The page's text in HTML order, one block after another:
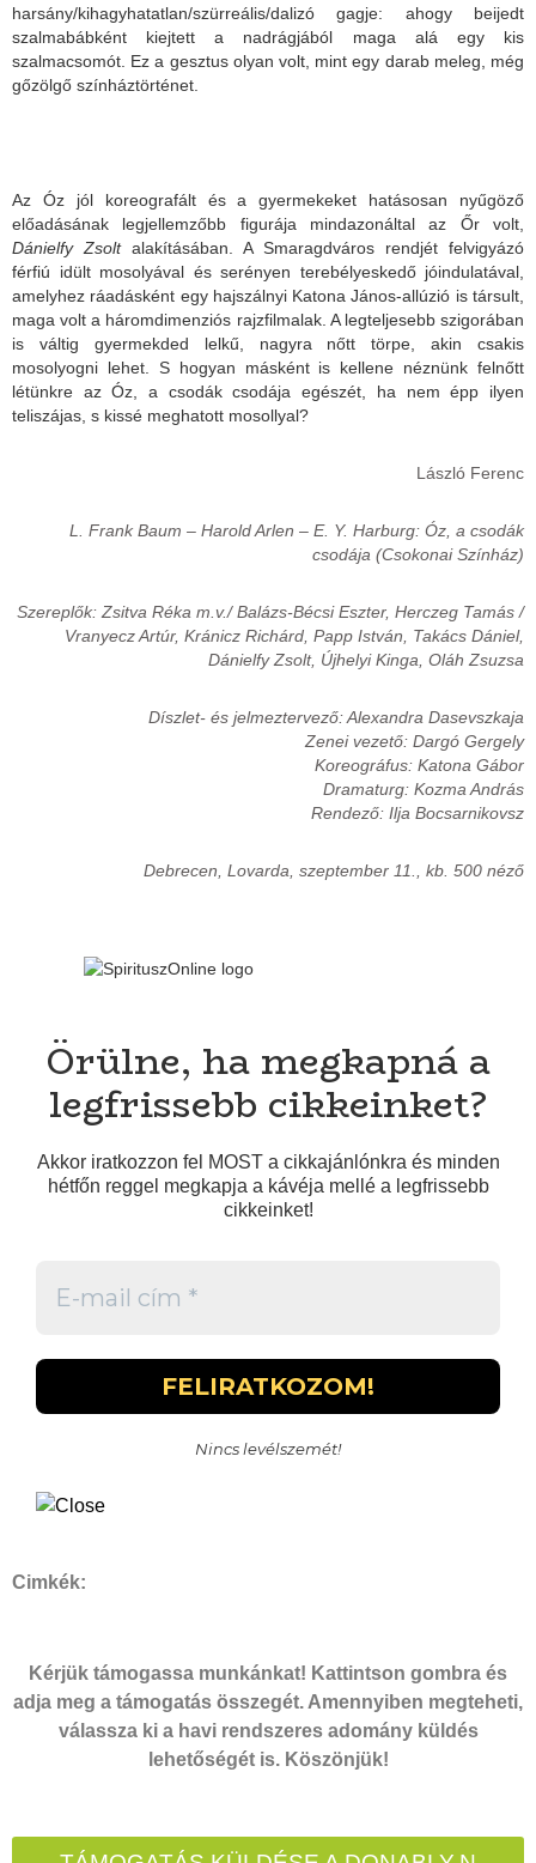
harsány/kihagyhatatlan/szürreális/dalizó gagje: ahogy beijedt
szalmabábként kiejtett a nadrágjából maga alá egy kis
szalmacsomót. Ez a gesztus olyan volt, mint egy darab meleg, még
gőzölgő színháztörténet.
Az Óz jól koreografált és a gyermekeket hatásosan nyűgöző
előadásának legjellemzőbb figurája mindazonáltal az Őr volt,
Dánielfy Zsoltalakításában. A Smaragdváros rendjét felvigyázó
férfiú idült mosolyával és serényen terebélyeskedő jóindulatával,
amelyhez ráadásként egy hajszálnyi Katona János-allúzió is társult,
maga volt a háromdimenziós rajzfilmalak. A legteljesebb szigorában
is váltig gyermekded lelkű, nagyra nőtt törpe, akin csakis
mosolyogni lehet. S hogyan másként is kellene néznünk felnőtt
létünkre az Óz, a csodák csodája egészét, ha nem épp ilyen
teliszájas, s kissé meghatott mosollyal?
László Ferenc
L. Frank Baum – Harold Arlen – E. Y. Harburg: Óz, a csodák
csodája (Csokonai Színház)
Szereplők: Zsitva Réka m.v./ Balázs-Bécsi Eszter, Herczeg Tamás /
Vranyecz Artúr, Kránicz Richárd, Papp István, Takács Dániel,
Dánielfy Zsolt, Újhelyi Kinga, Oláh Zsuzsa
Díszlet- és jelmeztervező: Alexandra Dasevszkaja
Zenei vezető: Dargó Gergely
Koreográfus: Katona Gábor
Dramaturg: Kozma András
Rendező: Ilja Bocsarnikovsz
Debrecen, Lovarda, szeptember 11., kb. 500 néző
Örülne, ha megkapná a
legfrissebb cikkeinket?
Akkor iratkozzon fel MOST a cikkajánlónkra és minden
hétfőn reggel megkapja a kávéja mellé a legfrissebb
cikkeinket!
Nincs levélszemét!
Cimkék:
Kérjük támogassa munkánkat! Kattintson gombra és
adja meg a támogatás összegét. Amennyiben megteheti,
válassza ki a havi rendszeres adomány küldés
lehetőségét is. Köszönjük!